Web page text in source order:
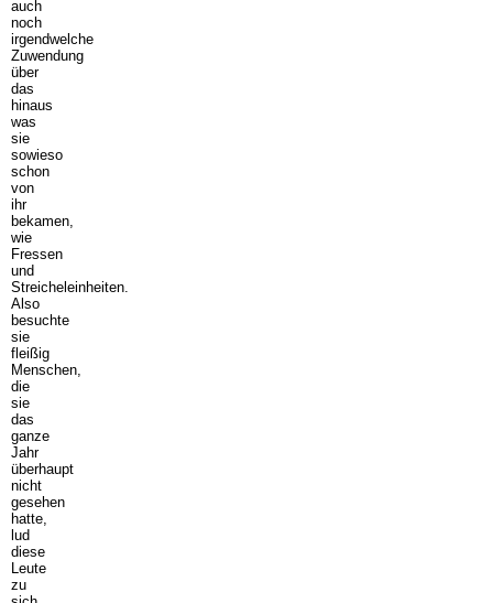
auch
noch
irgendwelche
Zuwendung
über
das
hinaus
was
sie
sowieso
schon
von
ihr
bekamen,
wie
Fressen
und
Streicheleinheiten.
Also
besuchte
sie
fleißig
Menschen,
die
sie
das
ganze
Jahr
überhaupt
nicht
gesehen
hatte,
lud
diese
Leute
zu